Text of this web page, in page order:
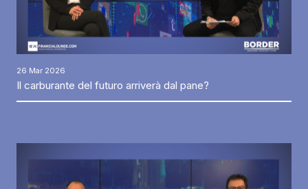
26 Mar 2026
Il carburante del futuro arriverà dal pane?